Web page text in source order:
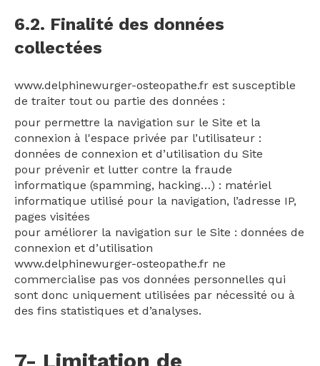
6.2. Finalité des données
collectées
www.delphinewurger-osteopathe.fr est susceptible
de traiter tout ou partie des données :
pour permettre la navigation sur le Site et la
connexion à l'espace privée par l’utilisateur :
données de connexion et d’utilisation du Site
pour prévenir et lutter contre la fraude
informatique (spamming, hacking…) : matériel
informatique utilisé pour la navigation, l’adresse IP,
pages visitées
pour améliorer la navigation sur le Site : données de
connexion et d’utilisation
www.delphinewurger-osteopathe.fr ne
commercialise pas vos données personnelles qui
sont donc uniquement utilisées par nécessité ou à
des fins statistiques et d’analyses.
7- Limitation de